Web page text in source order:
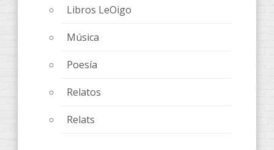
Libros LeOigo
Música
Poesía
Relatos
Relats